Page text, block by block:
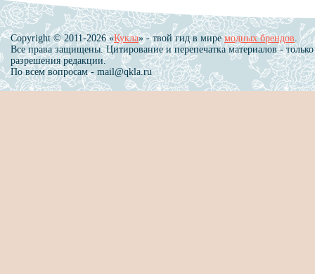
Copyright © 2011-2026 «Кукла» - твой гид в миремодных брендов
Все права защищены. Цитирование и перепечатка материалов - только
разрешения редакции.
По всем вопросам - mail@qkla.ru